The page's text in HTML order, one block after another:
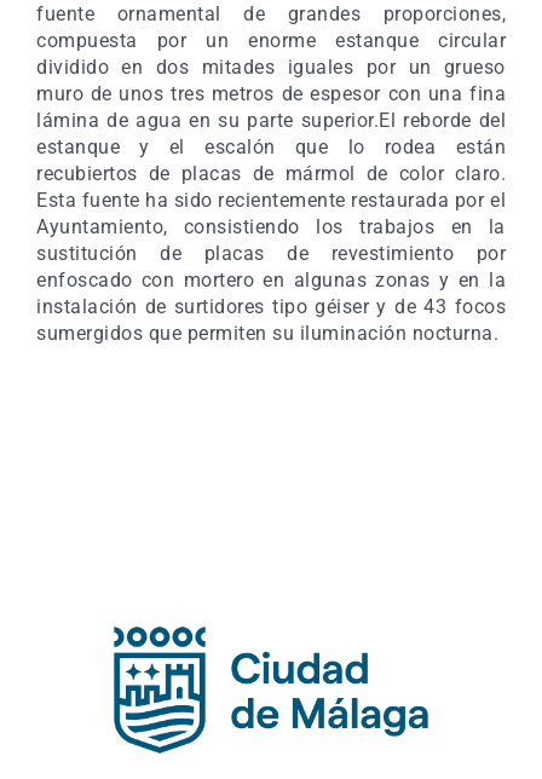
fuente ornamental de grandes proporciones,
compuesta por un enorme estanque circular
dividido en dos mitades iguales por un grueso
muro de unos tres metros de espesor con una fina
lámina de agua en su parte superior.El reborde del
estanque y el escalón que lo rodea están
recubiertos de placas de mármol de color claro.
Esta fuente ha sido recientemente restaurada por el
Ayuntamiento, consistiendo los trabajos en la
sustitución de placas de revestimiento por
enfoscado con mortero en algunas zonas y en la
instalación de surtidores tipo géiser y de 43 focos
sumergidos que permiten su iluminación nocturna.